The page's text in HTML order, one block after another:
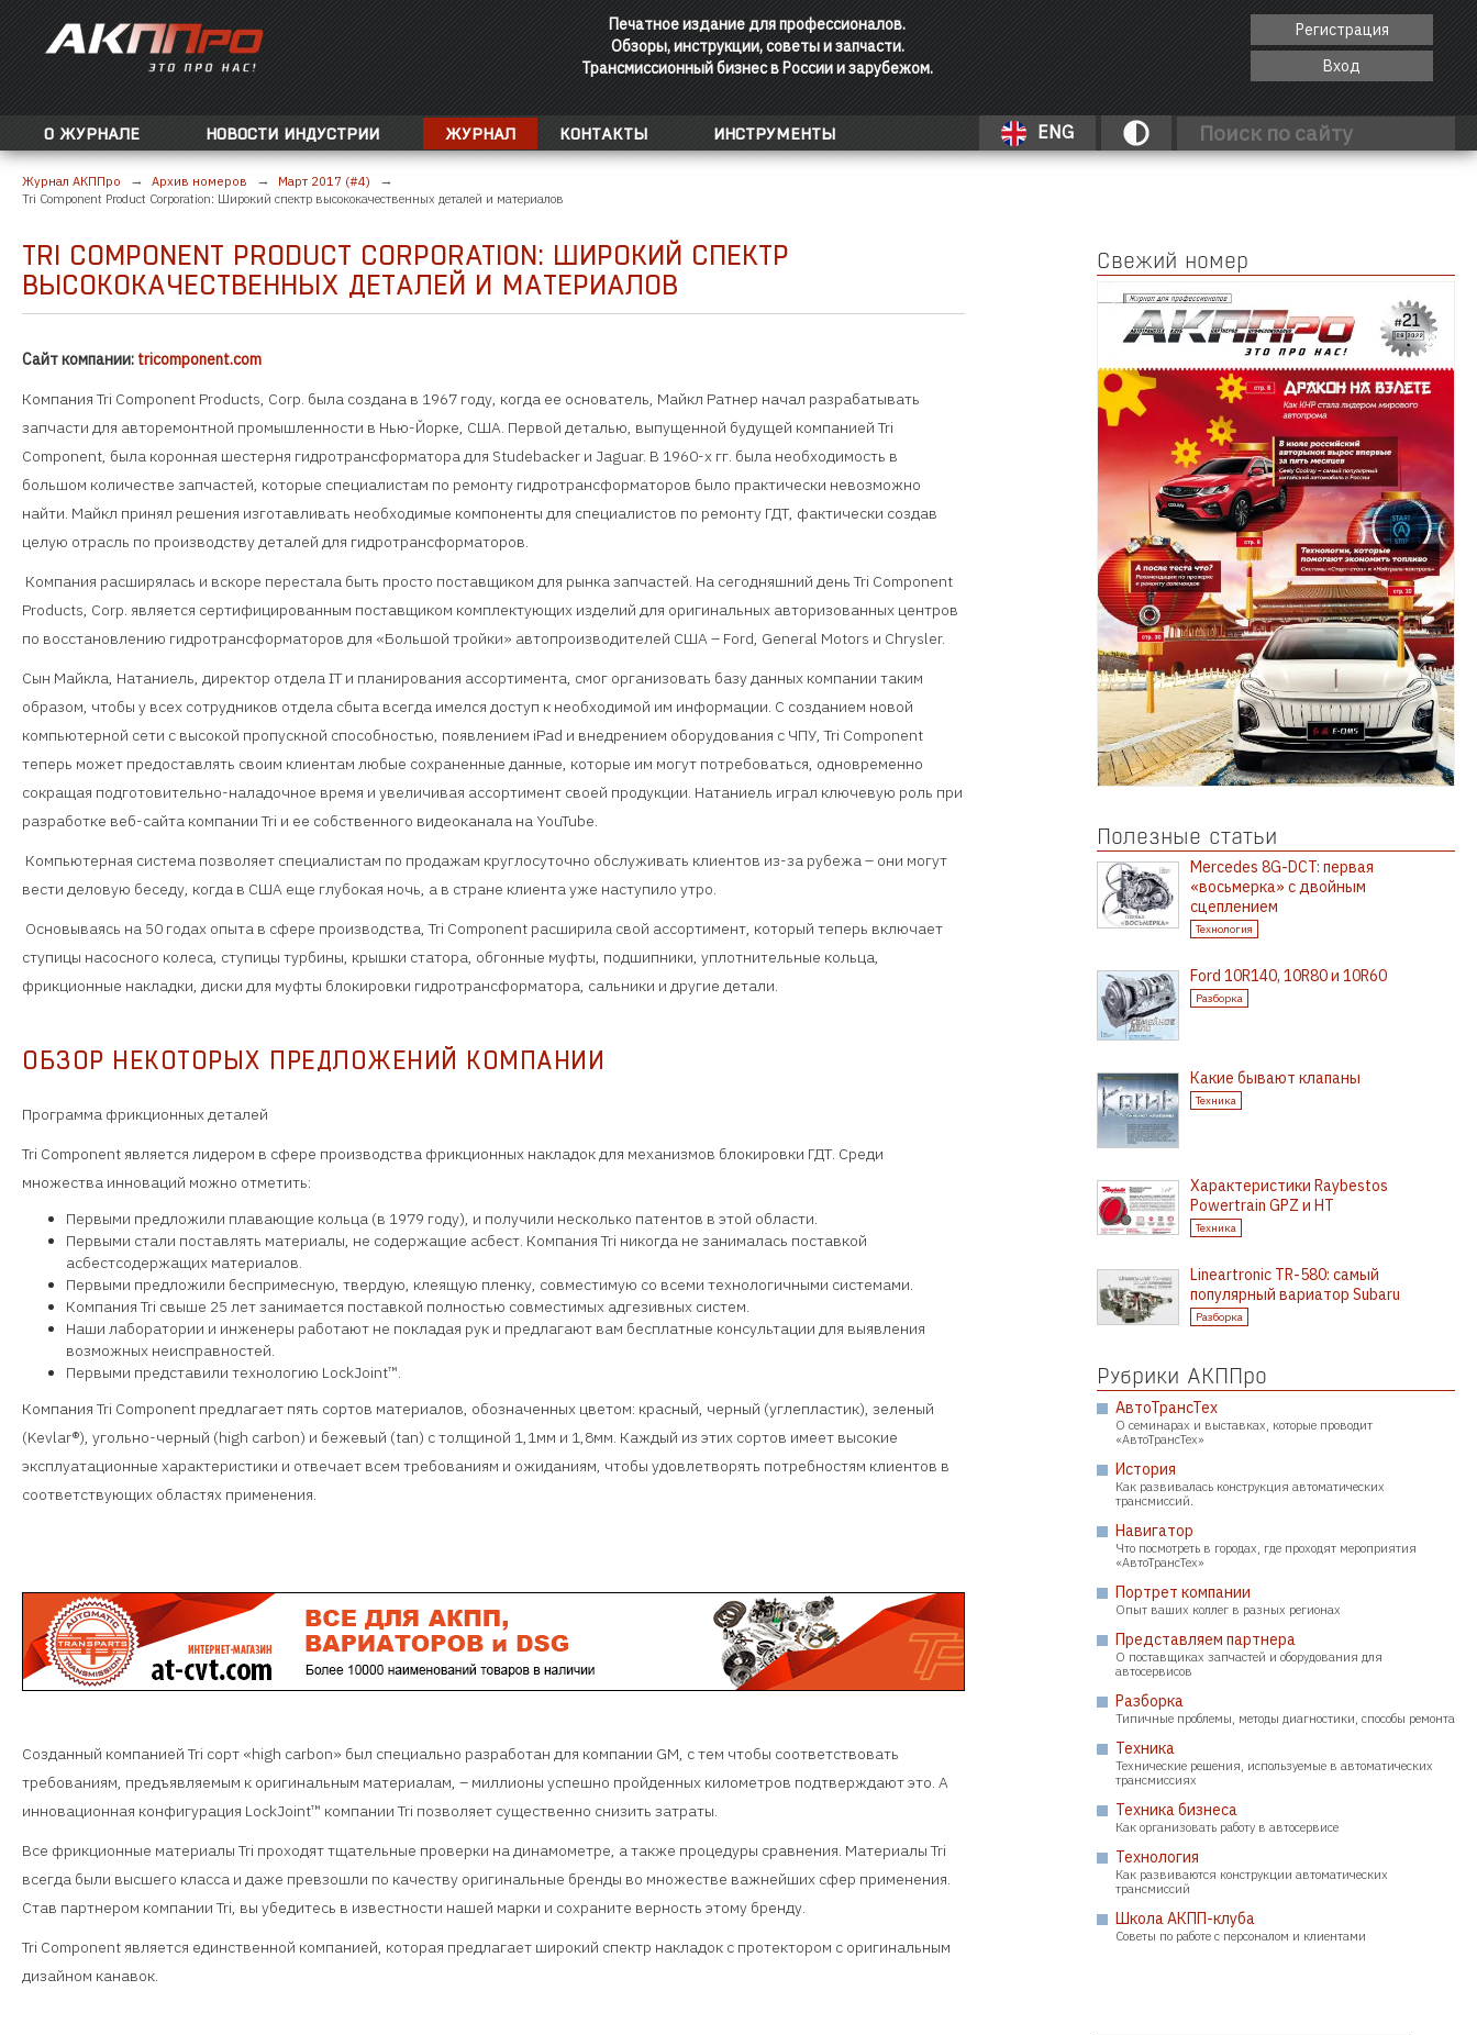
Печатное издание для профессионалов.
Обзоры, инструкции, советы и запчасти.
Трансмиссионный бизнес в России и зарубежом.
Регистрация
Вход
О ЖУРНАЛЕ НОВОСТИ ИНДУСТРИИ ЖУРНАЛ КОНТАКТЫ ИНСТРУМЕНТЫ ENG
Журнал АКППро Архив номеров
Март 2017 (#4)
Tri Component Product Corporation: Широкий спектр высококачественных деталей и материалов
TRI COMPONENT PRODUCT CORPORATION: ШИРОКИЙ СПЕКТР
ВЫСОКОКАЧЕСТВЕННЫХ ДЕТАЛЕЙ И МАТЕРИАЛОВ
Сайт компании: tricomponent.com
Компания Tri Component Products, Corp. была создана в 1967 году, когда ее основатель, Майкл Ратнер начал разрабатывать
запчасти для авторемонтной промышленности в Нью-Йорке, США. Первой деталью, выпущенной будущей компанией Tri
Component, была коронная шестерня гидротрансформатора для Studebacker и Jaguar. В 1960-х гг. была необходимость в
большом количестве запчастей, которые специалистам по ремонту гидротрансформаторов было практически невозможно
найти. Майкл принял решения изготавливать необходимые компоненты для специалистов по ремонту ГДТ, фактически создав
целую отрасль по производству деталей для гидротрансформаторов.
Компания расширялась и вскоре перестала быть просто поставщиком для рынка запчастей. На сегодняшний день Tri Component
Products, Corp. является сертифицированным поставщиком комплектующих изделий для оригинальных авторизованных центров
по восстановлению гидротрансформаторов для «Большой тройки» автопроизводителей США – Ford, General Motors и Chrysler.
Сын Майкла, Натаниель, директор отдела IT и планирования ассортимента, смог организовать базу данных компании таким
образом, чтобы у всех сотрудников отдела сбыта всегда имелся доступ к необходимой им информации. С созданием новой
компьютерной сети с высокой пропускной способностью, появлением iPad и внедрением оборудования с ЧПУ, Tri Component
теперь может предоставлять своим клиентам любые сохраненные данные, которые им могут потребоваться, одновременно
сокращая подготовительно-наладочное время и увеличивая ассортимент своей продукции. Натаниель играл ключевую роль при
разработке веб-сайта компании Tri и ее собственного видеоканала на YouTube.
Компьютерная система позволяет специалистам по продажам круглосуточно обслуживать клиентов из-за рубежа – они могут
вести деловую беседу, когда в США еще глубокая ночь, а в стране клиента уже наступило утро.
Основываясь на 50 годах опыта в сфере производства, Tri Component расширила свой ассортимент, который теперь включает
ступицы насосного колеса, ступицы турбины, крышки статора, обгонные муфты, подшипники, уплотнительные кольца,
фрикционные накладки, диски для муфты блокировки гидротрансформатора, сальники и другие детали.
ОБЗОР НЕКОТОРЫХ ПРЕДЛОЖЕНИЙ КОМПАНИИ
Программа фрикционных деталей
Tri Component является лидером в сфере производства фрикционных накладок для механизмов блокировки ГДТ. Среди
множества инноваций можно отметить:
Первыми предложили плавающие кольца (в 1979 году), и получили несколько патентов в этой области.
Первыми стали поставлять материалы, не содержащие асбест. Компания Tri никогда не занималась поставкой
асбестсодержащих материалов.
Первыми предложили беспримесную, твердую, клеящую пленку, совместимую со всеми технологичными системами.
Компания Tri свыше 25 лет занимается поставкой полностью совместимых адгезивных систем.
Наши лаборатории и инженеры работают не покладая рук и предлагают вам бесплатные консультации для выявления
возможных неисправностей.
Первыми представили технологию LockJoint™.
Компания Tri Component предлагает пять сортов материалов, обозначенных цветом: красный, черный (углепластик), зеленый
(Kevlar®), угольно-черный (high carbon) и бежевый (tan) с толщиной 1,1мм и 1,8мм. Каждый из этих сортов имеет высокие
эксплуатационные характеристики и отвечает всем требованиям и ожиданиям, чтобы удовлетворять потребностям клиентов в
соответствующих областях применения.
Созданный компанией Tri сорт «high carbon» был специально разработан для компании GM, с тем чтобы соответствовать
требованиям, предъявляемым к оригинальным материалам, – миллионы успешно пройденных километров подтверждают это. А
инновационная конфигурация LockJoint™ компании Tri позволяет существенно снизить затраты.
Все фрикционные материалы Tri проходят тщательные проверки на динамометре, а также процедуры сравнения. Материалы Tri
всегда были высшего класса и даже превзошли по качеству оригинальные бренды во множестве важнейших сфер применения.
Став партнером компании Tri, вы убедитесь в известности нашей марки и сохраните верность этому бренду.
Tri Component является единственной компанией, которая предлагает широкий спектр накладок с протектором с оригинальным
дизайном канавок.
Свежий номер
Полезные статьи
Mercedes 8G-DCT: первая
«восьмерка» с двойным
сцеплением
Технология
Ford 10R140, 10R80 и 10R60
Разборка
Какие бывают клапаны
Техника
Характеристики Raybestos
Powertrain GPZ и HT
Техника
Lineartronic TR-580: самый
популярный вариатор Subaru
Разборка
Рубрики АКППро
АвтоТрансТех
О семинарах и выставках, которые проводит
«АвтоТрансТех»
История
Как развивалась конструкция автоматических
трансмиссий.
Навигатор
Что посмотреть в городах, где проходят мероприятия
«АвтоТрансТех»
Портрет компании
Опыт ваших коллег в разных регионах
Представляем партнера
О поставщиках запчастей и оборудования для
автосервисов
Разборка
Типичные проблемы, методы диагностики, способы ремонта
Техника
Технические решения, используемые в автоматических
трансмиссиях
Техника бизнеса
Как организовать работу в автосервисе
Технология
Как развиваются конструкции автоматических
трансмиссий
Школа АКПП-клуба
Советы по работе с персоналом и клиентами